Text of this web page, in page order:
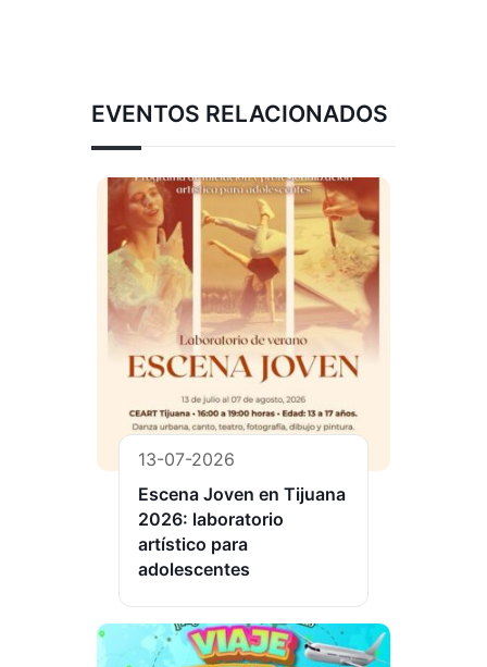
EVENTOS RELACIONADOS
13-07-2026
Escena Joven en Tijuana
2026: laboratorio
artístico para
adolescentes